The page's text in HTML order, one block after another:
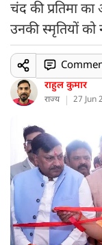
चंद की प्रतिमा
उनकी स्मृतियों को
राहुल कुमार
राज्य 27 Jun